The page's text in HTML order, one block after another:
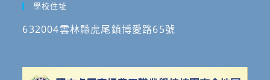
學校住址
632004雲林縣虎尾鎮博愛路65號